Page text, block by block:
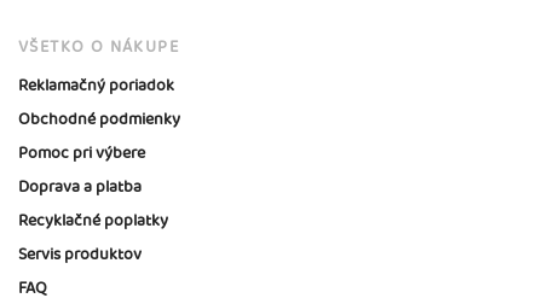
VŠETKO O NÁKUPE
Reklamačný poriadok
Obchodné podmienky
Pomoc pri výbere
Doprava a platba
Recyklačné poplatky
Servis produktov
FAQ